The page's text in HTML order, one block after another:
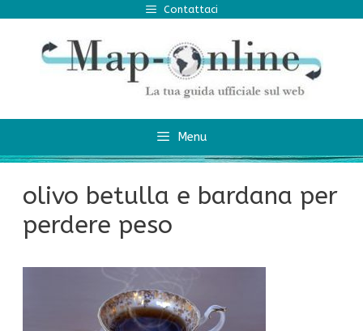
contenuto
Contattaci
Menu
olivo betulla e bardana per
perdere peso